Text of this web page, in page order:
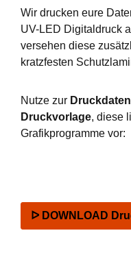
Wir drucken eure
UV-LED Digitaldruck
versehen diese
kratzfesten
Nutze zur
Druckvorlage, diese
Grafikprogramme vor:
ᐅ DOWNLOAD